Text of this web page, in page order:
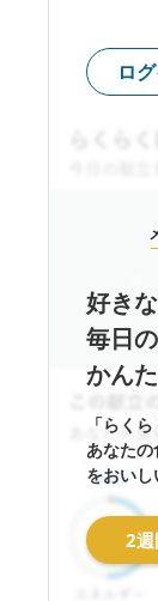
ロ
好き
毎日
かんた
「らく
あなたの
をおいし
2週